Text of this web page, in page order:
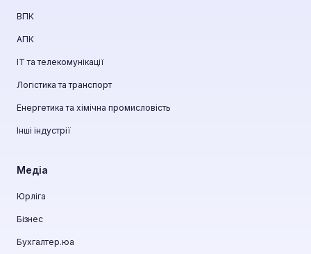
ВПК
АПК
ІТ та телекомунікації
Логістика та транспорт
Енергетика та хімічна промисловість
Інші індустрії
Медіа
Юрліга
Бізнес
Бухгалтер.юа